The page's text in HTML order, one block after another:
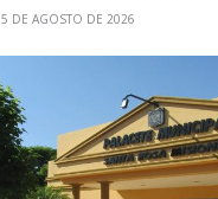
5 DE AGOSTO DE 2026